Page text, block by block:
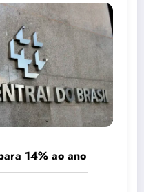
14% ao ano